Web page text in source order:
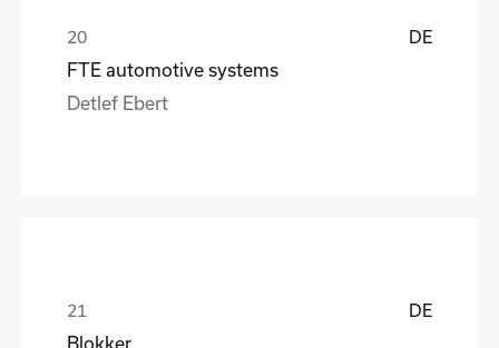
DE
FTE automotive systems
Detlef Ebert
DE
Blokker